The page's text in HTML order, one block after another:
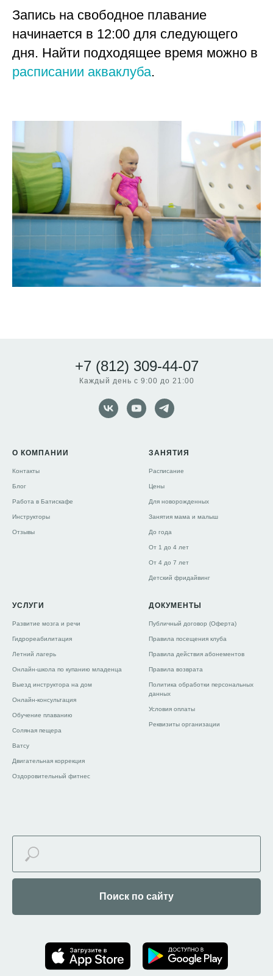
Запись на свободное плавание
начинается в 12:00 для следующего
дня. Найти подходящее время можно в
расписании акваклуба.
+7 (812) 309-44-07
Каждый день с 9:00 до 21:00
О КОМПАНИИ
Контакты
Блог
Работа в Батискафе
Инструкторы
Отзывы
ЗАНЯТИЯ
Расписание
Цены
Для новорожденных
Занятия мама и малыш
До года
От 1 до 4 лет
От 4 до 7 лет
Детский фридайвинг
УСЛУГИ
Развитие мозга и речи
Гидрореабилитация
Летний лагерь
Онлайн-школа по купанию младенца
Выезд инструктора на дом
Онлайн-консультация
Обучение плаванию
Соляная пещера
Ватсу
Двигательная коррекция
Оздоровительный фитнес
ДОКУМЕНТЫ
Публичный договор (Оферта)
Правила посещения клуба
Правила действия абонементов
Правила возврата
Политика обработки персональных
данных
Условия оплаты
Реквизиты организации
Поиск по сайту